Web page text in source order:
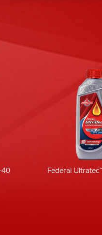
40 Federal